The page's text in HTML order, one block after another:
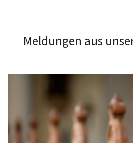
Meldungen aus